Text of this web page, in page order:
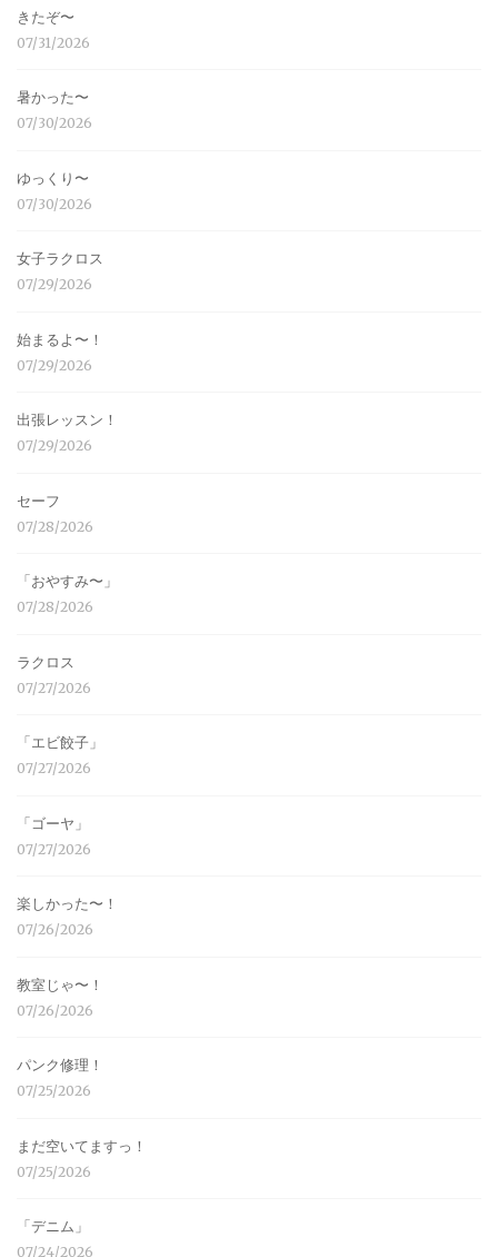
きたぞ〜
07/31/2026
暑かった〜
07/30/2026
ゆっくり〜
07/30/2026
女子ラクロス
07/29/2026
始まるよ〜！
07/29/2026
出張レッスン！
07/29/2026
セーフ
07/28/2026
「おやすみ〜」
07/28/2026
ラクロス
07/27/2026
「エビ餃子」
07/27/2026
「ゴーヤ」
07/27/2026
楽しかった〜！
07/26/2026
教室じゃ〜！
07/26/2026
パンク修理！
07/25/2026
まだ空いてますっ！
07/25/2026
「デニム」
07/24/2026